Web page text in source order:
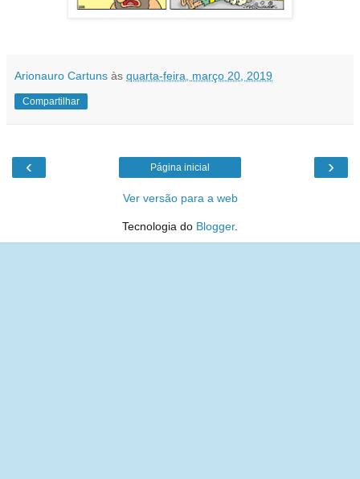
Arionauro Cartuns às quarta-feira, março 20, 2019
Compartilhar
‹ ›
Página inicial
Ver versão para a web
Tecnologia do Blogger.